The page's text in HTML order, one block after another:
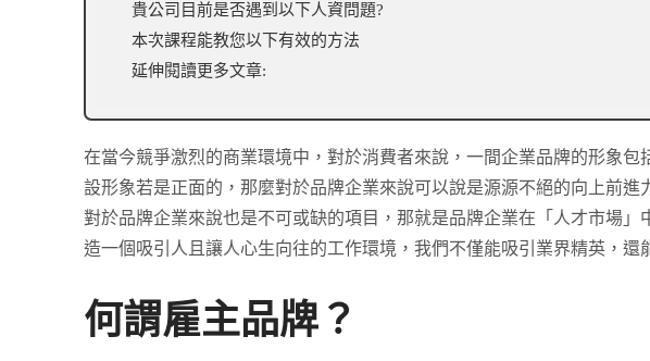
貴公司目前是否遇到以下人資問題?
本次課程能教您以下有效的方法
延伸閱讀更多文章:
在當今競爭激烈的商業環境中，對於消費者來說，一間企業品牌的形象
設形象若是正面的，那麼對於品牌企業來說可以說是源源不絕的向上前
對於品牌企業來說也是不可或缺的項目，那就是品牌企業在「人才市場
造一個吸引人且讓人心生向往的工作環境，我們不僅能吸引業界精英，
何謂雇主品牌？